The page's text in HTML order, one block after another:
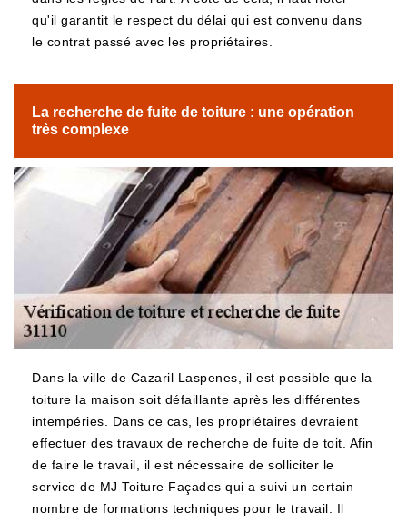
qu'il garantit le respect du délai qui est convenu dans
le contrat passé avec les propriétaires.
La recherche de fuite de toiture : une opération
très complexe
Dans la ville de Cazaril Laspenes, il est possible que la
toiture la maison soit défaillante après les différentes
intempéries. Dans ce cas, les propriétaires devraient
effectuer des travaux de recherche de fuite de toit. Afin
de faire le travail, il est nécessaire de solliciter le
service de MJ Toiture Façades qui a suivi un certain
nombre de formations techniques pour le travail. Il